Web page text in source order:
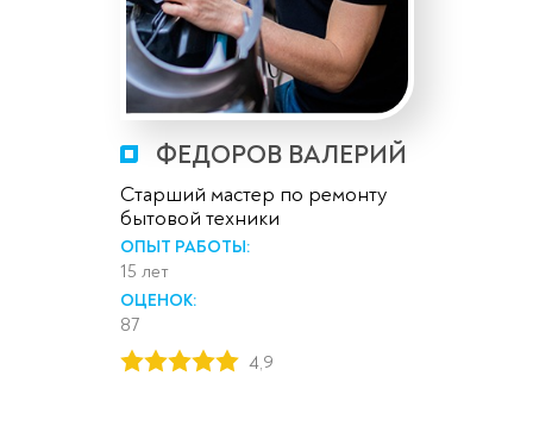
ФЕДОРОВ ВАЛЕРИЙ
Старший мастер по ремонту
бытовой техники
ОПЫТ РАБОТЫ:
15 лет
ОЦЕНОК:
87
4,9